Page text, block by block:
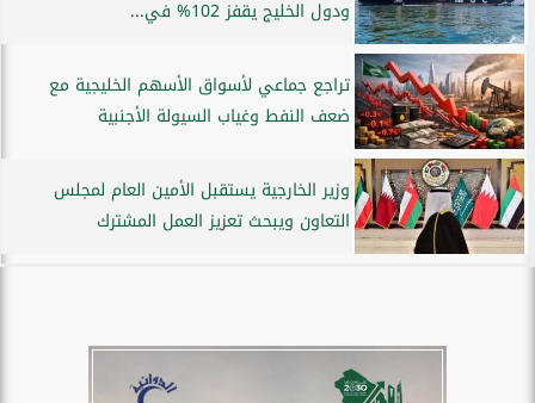
ودول الخليج يقفز 102% في...
تراجع جماعي لأسواق الأسهم الخليجية مع
ضعف النفط وغياب السيولة الأجنبية
وزير الخارجية يستقبل الأمين العام لمجلس
التعاون ويبحث تعزيز العمل المشترك